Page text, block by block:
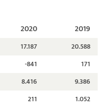
2020 2019
17.187
20.588
-841
171
8.416
9.386
211 1.052